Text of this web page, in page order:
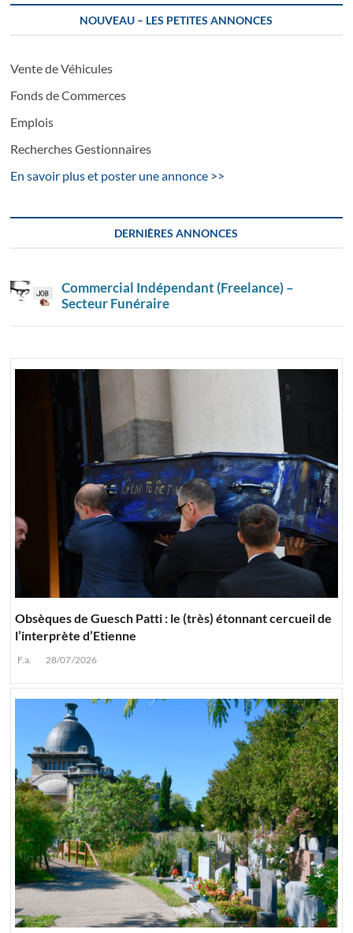
NOUVEAU – LES PETITES ANNONCES
Vente de Véhicules
Fonds de Commerces
Emplois
Recherches Gestionnaires
En savoir plus et poster une annonce >>
DERNIÈRES ANNONCES
Commercial Indépendant (Freelance) –
Secteur Funéraire
Obsèques de Guesch Patti : le (très) étonnant cercueil de
l’interprète d’Etienne
F.a. 28/07/2026